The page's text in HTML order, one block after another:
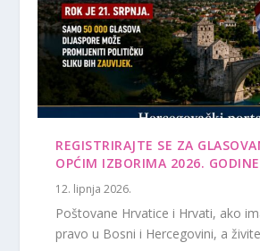
REGISTRIRAJTE SE ZA
OPĆIM IZBORIMA 2026.
12. lipnja 2026.
Poštovane Hrvatice i Hrvati, ako
pravo u Bosni i Hercegovini, a